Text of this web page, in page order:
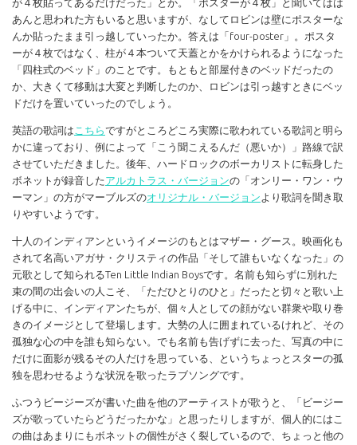
あんと思われた方もいると思いますが、なしてロビンは壁にポスターな
んか貼ったまま引っ越していったか。答えは「four-poster」。ポスタ
ーが４枚ではなく、柱が４本ついて天蓋とかをかけられるようになった
「四柱式のベッド」のことです。もともと部屋付きのベッドだったの
か、大きくて移動は大変と判断したのか、ロビンは引っ越すときにベッ
ドだけを置いていったのでしょう。
英語の歌詞は こちらですがところどころ実際に歌われている歌詞と明ら
かに違っており、例によって「こう聞こえるんだ（悪いか）」路線で訳
させていただきました。後年、ハードロックのボーカリストに転身した
ボネットが録音したアルカトラス・バージョンの「オンリー・ワン・ウ
ーマン」の方がマーブルズのオリジナル・バージョン より歌詞を聞き取
りやすいようです。
十人のインディアンというイメージのもとはマザー・グース。映画化も
されて名高いアガサ・クリスティの作品「そして誰もいなくなった」の
元歌として知られるTen Little Indian Boysです。名前も知らずに別れた
束の間の出会いの人こそ、「ただひとりのひと」だったと切々と歌い上
げる中に、インディアンたちが、個々人としての顔がない群衆や取り巻
きのイメージとして登場します。大勢の人に囲まれているけれど、その
孤独な心の中を誰も知らない。でも名前も告げずに去った、写真の中に
だけに面影が残るその人だけを思っている、というちょっとスターの孤
独を思わせるような状況を歌ったラブソングです。
ふつうビージーズが書いた曲を他のアーティストが歌うと、「ビージー
ズが歌っていたらどうだったかな」と思ったりしますが、個人的にはこ
の曲はあまりにもボネットの個性がさく裂しているので、ちょっと他の